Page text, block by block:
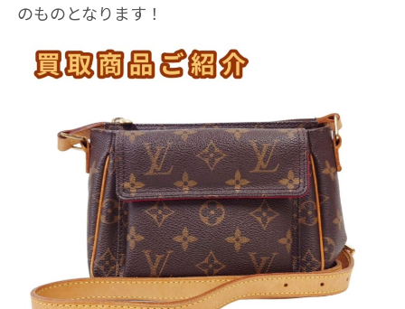
のものとなります！